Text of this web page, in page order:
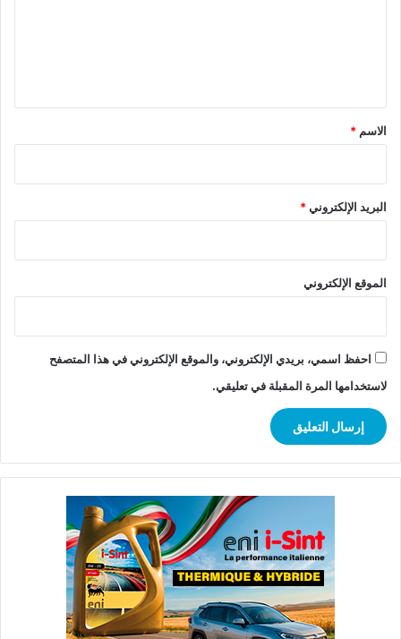
*
الاسم *
البريد الإلكتروني*
الموقع الإلكتروني
احفظ اسمي، بريدي الإلكتروني، والموقع الإلكتروني في هذا المتصفح
لاستخدامها المرة المقبلة في تعليقي.